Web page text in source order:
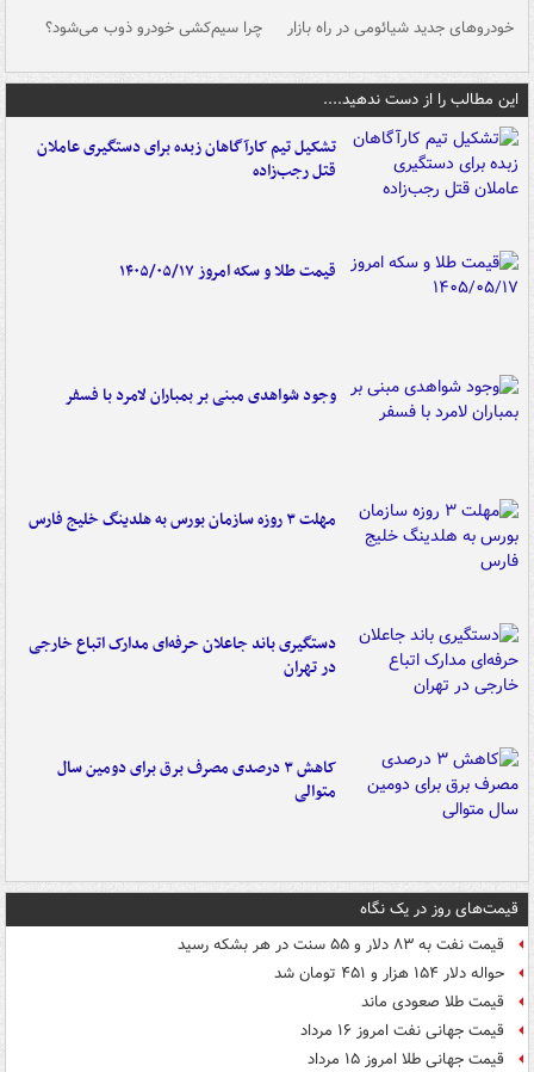
خودروهای جدید شیائومی در راه بازار چرا سیم‌کشی خودرو ذوب می‌شود؟
این مطالب را از دست ندهید....
تشکیل تیم کارآگاهان زبده برای دستگیری عاملان
قتل رجب‌زاده
قیمت طلا و سکه امروز ۱۴۰۵/۰۵/۱۷
وجود شواهدی مبنی بر بمباران لامرد با فسفر
مهلت ۳ روزه سازمان بورس به هلدینگ خلیج فارس
دستگیری باند جاعلان حرفه‌ای مدارک اتباع خارجی
در تهران
کاهش ۳ درصدی مصرف برق برای دومین سال
متوالی
قیمت‌های روز در یک نگاه
قیمت نفت به ۸۳ دلار و ۵۵ سنت در هر بشکه رسید
حواله دلار ۱۵۴ هزار و ۴۵۱ تومان شد
قیمت طلا صعودی ماند
قیمت جهانی نفت امروز ۱۶ مرداد
قیمت جهانی طلا امروز ۱۵ مرداد